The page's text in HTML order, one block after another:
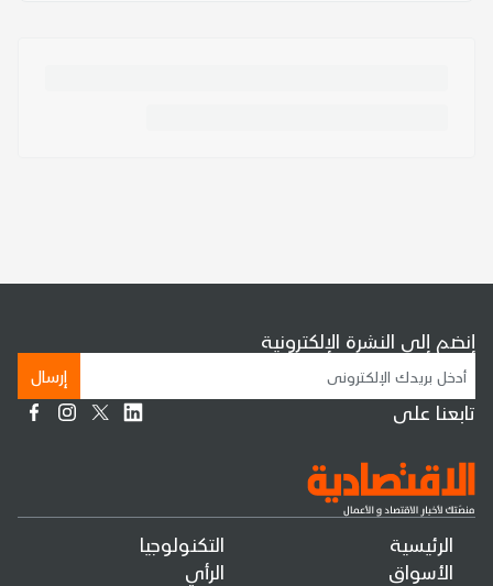
الرئيسية
الأسواق
التكنولوجيا
الرأي
إنضم إلى النشرة الإلكترونية
إرسال
تابعنا على